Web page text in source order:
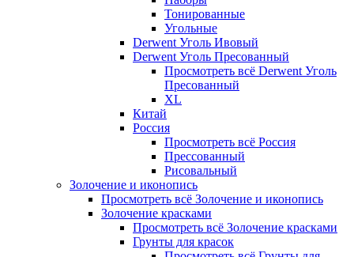
Тонированные
Угольные
Derwent Уголь Ивовый
Derwent Уголь Пресованный
Просмотреть всё Derwent Уголь
Пресованный
XL
Китай
Россия
Просмотреть всё Россия
Прессованный
Рисовальный
Золочение и иконопись
Просмотреть всё Золочение и иконопись
Золочение красками
Просмотреть всё Золочение красками
Грунты для красок